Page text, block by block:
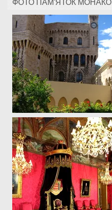
ФОТО ПАМ'ЯТОК МОНАКО